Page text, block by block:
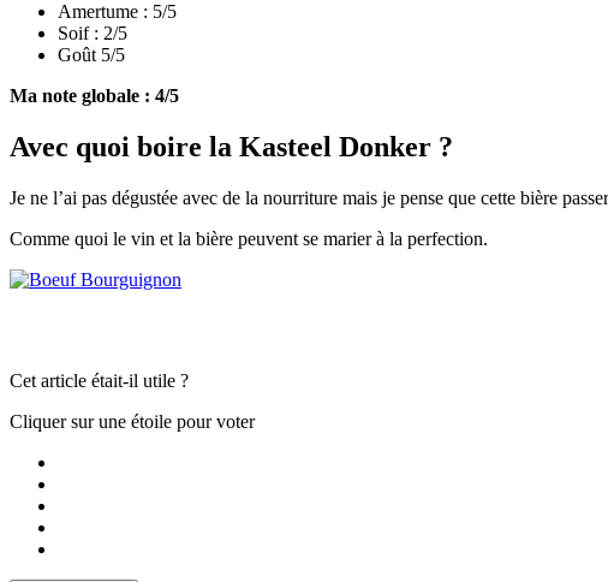
Amertume : 5/5
Soif : 2/5
Goût 5/5
Ma note globale : 4/5
Avec quoi boire la Kasteel Donker ?
Je ne l’ai pas dégustée avec de la nourriture mais je pense que cette bière
Comme quoi le vin et la bière peuvent se marier à la perfection.
Cet article était-il utile ?
Cliquer sur une étoile pour voter